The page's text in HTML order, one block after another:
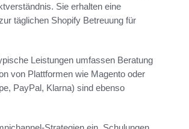
Sie erhalten eine
täglichen Shopify Betreuung für
Leistungen umfassen Beratung
von Plattformen wie Magento oder
PayPal, Klarna) sind ebenso